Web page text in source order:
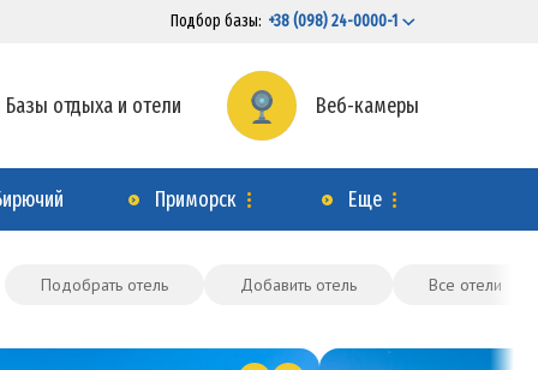
Подбор базы: +38 (098) 24-0000-1
Базы отдыха и отели Веб-камеры
Приморск Еще
Подобрать отель Добавить отель Все отели